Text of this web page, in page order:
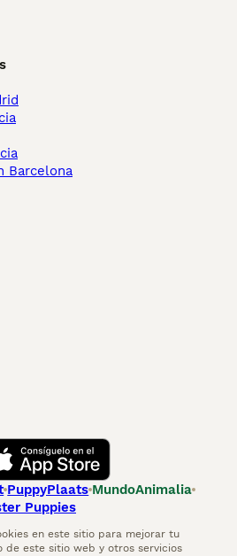
Barcelona
PuppyPlaats MundoAnimalia
Puppies
en este sitio para mejorar tu
de este sitio web y otros servicios